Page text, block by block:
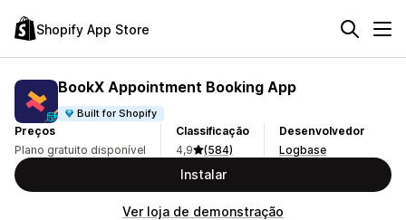
Shopify App Store
BookX Appointment Booking App
Built for Shopify
Preços
Plano gratuito disponível
Classificação
4,9
(584)
Desenvolvedor
Logbase
Instalar
Ver loja de demonstração